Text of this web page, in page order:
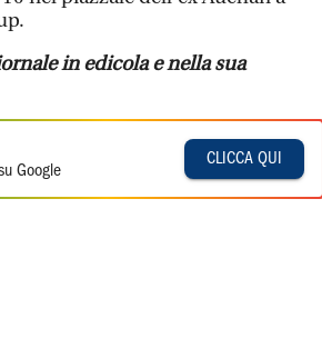
in edicola e nella sua
Google
CLICCA QUI